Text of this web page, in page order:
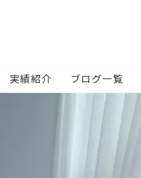
実績紹介 ブログ一覧